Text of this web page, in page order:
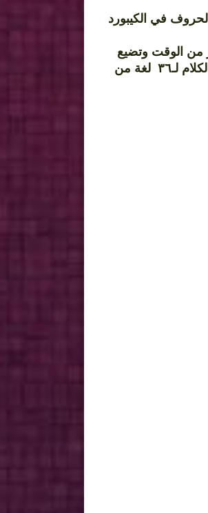
في الكيبورد
من الوقت وتضيع
وقتك بالكتابة ,,, هذا التطبيق جاء لمعالجة المشكلة تماما , التطبيق يدعم التعرف على الكلام لـ٣٦ لغة من